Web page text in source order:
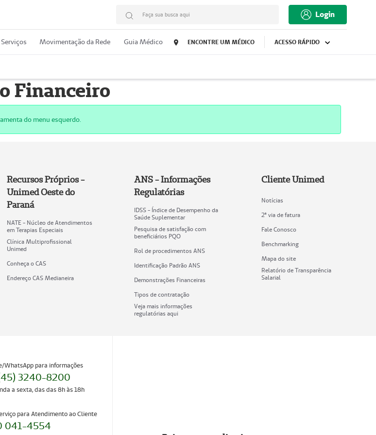
Faça sua busca aqui Login
Serviços Movimentação da Rede Guia Médico ENCONTRE UM MÉDICO ACESSO RÁPIDO
Financeiro
do menu esquerdo.
Recursos Próprios -
Unimed Oeste do
Paraná
NATE - Núcleo de Atendimentos
em Terapias Especiais
Clínica Multiprofissional
Unimed
Conheça o CAS
Endereço CAS Medianeira
ANS - Informações
Regulatórias
IDSS - Índice de Desempenho da
Saúde Suplementar
Pesquisa de satisfação com
beneficiários PQO
Rol de procedimentos ANS
Identificação Padrão ANS
Demonstrações Financeiras
Tipos de contratação
Veja mais informações
regulatórias aqui
Cliente Unimed
Notícias
2ª via de fatura
Fale Conosco
Benchmarking
Mapa do site
Relatório de Transparência
Salarial
WhatsApp para informações
3240-8200
a sexta, das das 8h às 18h
para Atendimento ao Cliente
041-4554